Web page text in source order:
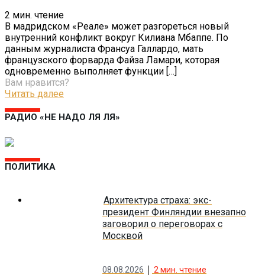
2 мин. чтение
В мадридском «Реале» может разгореться новый
внутренний конфликт вокруг Килиана Мбаппе. По
данным журналиста Франсуа Галлардо, мать
французского форварда Файза Ламари, которая
одновременно выполняет функции […]
Вам нравится?
Читать далее
РАДИО «НЕ НАДО ЛЯ ЛЯ»
ПОЛИТИКА
Архитектура страха: экс-
президент Финляндии внезапно
заговорил о переговорах с
Москвой
08.08.2026 2 мин. чтение